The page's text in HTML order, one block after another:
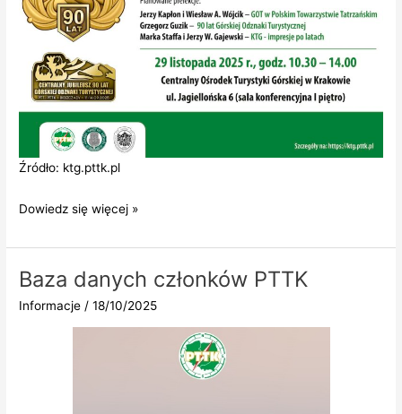
Źródło: ktg.pttk.pl
Sympozjum
Lat
Odznaki
Turystycznej
Dowiedz się więcej »
Baza danych członków PTTK
Informacje /18/10/2025